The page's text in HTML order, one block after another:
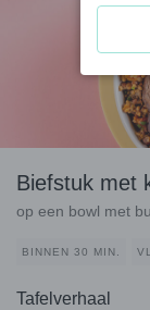
Biefstuk met
op een bowl met
BINNEN 30 MIN.
Tafelverhaal